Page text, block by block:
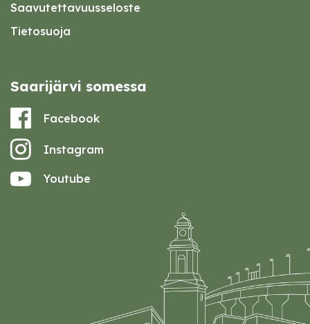
Saavutettavuusseloste
Tietosuoja
Saarijärvi somessa
Facebook
Instagram
Youtube